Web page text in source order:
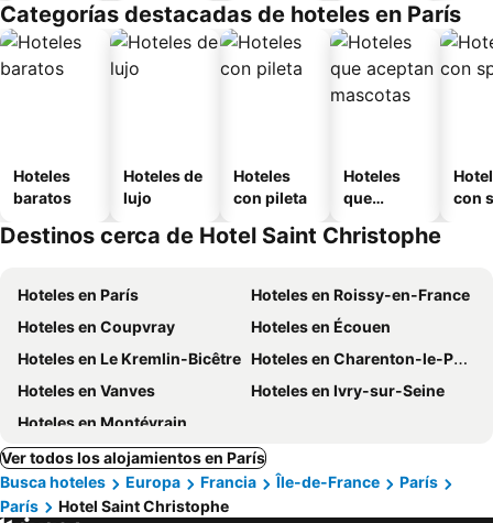
Categorías destacadas de hoteles en París
Hoteles
baratos
Hoteles de
lujo
Hoteles
con pileta
Hoteles
que
mascotas
con
Destinos cerca de Hotel Saint Christophe
Hoteles en París
Hoteles en Roissy-en-France
Hoteles en Coupvray
Hoteles en Écouen
Hoteles en Le Kremlin-Bicêtre Hoteles en Charenton-le-Pont
Hoteles en Vanves
Hoteles en Ivry-sur-Seine
Hoteles en Montévrain
Ver todos los alojamientos en París
Busca hoteles
Europa Francia Île-de-France
París
París
Hotel Saint Christophe